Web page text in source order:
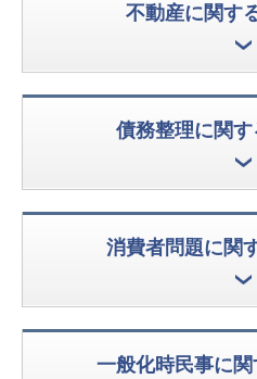
不動産に関す
債務整理に関
消費者問題に関
一般化時民事に